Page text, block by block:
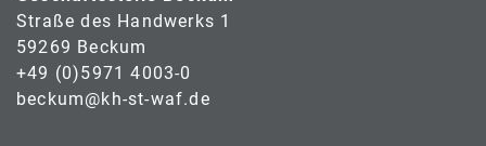
Straße des Handwerks 1
59269 Beckum
+49 (0)5971 4003-0
beckum@kh-st-waf.de